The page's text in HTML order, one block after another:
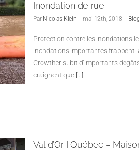
Inondation de rue
Par Nicolas Klein mai 12th, 2018 Blog
Protection contre les inondations
inondations importantes frappent
Crowther subit d’importants
craignent que [...]
Val d’Or I Québec –